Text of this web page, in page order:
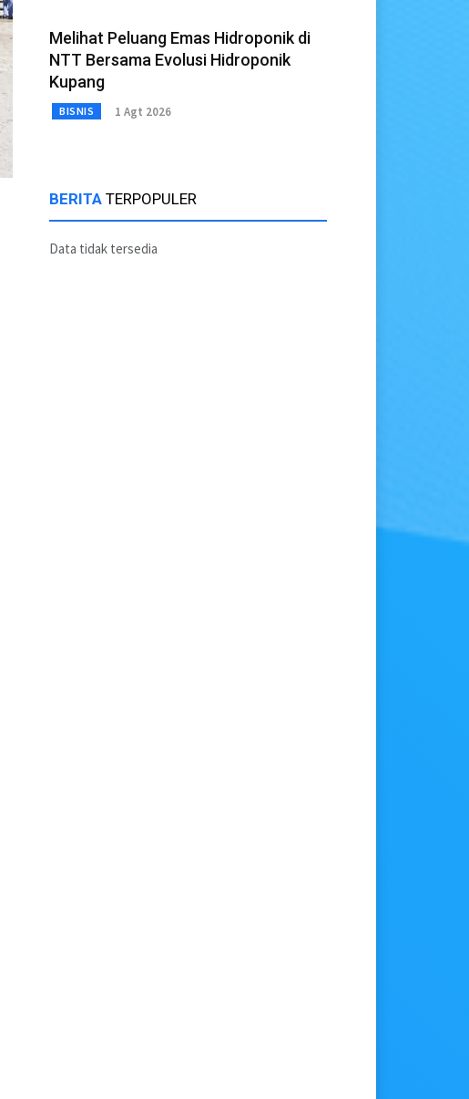
Melihat Peluang Emas Hidroponik di
NTT Bersama Evolusi Hidroponik
Kupang
BISNIS 1 Agt 2026
BERITA TERPOPULER
Data tidak tersedia